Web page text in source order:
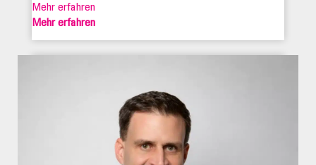
Mehr erfahren
Mehr erfahren